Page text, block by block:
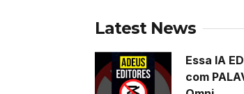
Latest News
Essa IA
com